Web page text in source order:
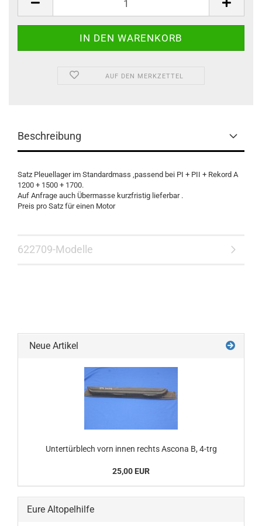
Set
AUF DEN MERKZETTEL
Beschreibung
Satz Pleuellager im Standardmass ,passend bei PI + PII + Rekord A
1200 + 1500 + 1700.
Auf Anfrage auch Übermasse kurzfristig lieferbar .
Preis pro Satz für einen Motor
622709-Modelle
Neue Artikel
Untertürblech vorn innen rechts Ascona B, 4-trg
25,00 EUR
Eure Altopelhilfe